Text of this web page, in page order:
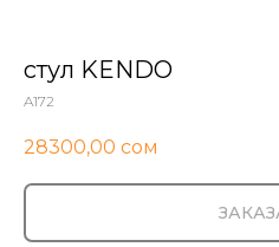
стул KENDO
A172
28300,00 сом